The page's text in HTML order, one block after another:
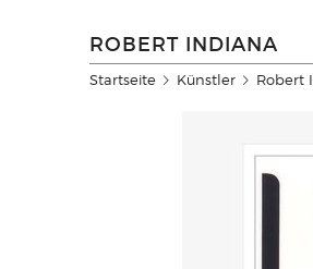
ROBERT INDIANA
Startseite Künstler Robert